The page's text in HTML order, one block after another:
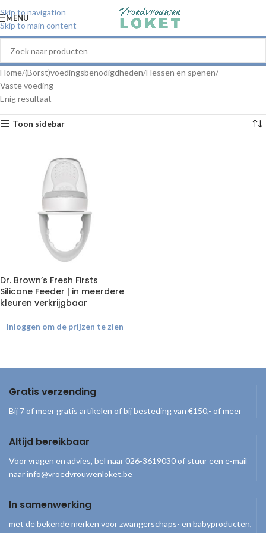
Skip to navigation
Skip to main content
MENU
Home (Borst)voedingsbenodigdheden Flessen en spenen
Vaste voeding
Enig resultaat
Toon sidebar
Dr. Brown’s Fresh Firsts
Silicone Feeder | in meerdere
kleuren verkrijgbaar
Inloggen om de prijzen te zien
Gratis verzending
Bij 7 of meer gratis artikelen of bij besteding van €150,- of meer
Altijd bereikbaar
Voor vragen en advies, bel naar 026-3619030 of stuur een e-mail
naar info@vroedvrouwenloket.be
In samenwerking
met de bekende merken voor zwangerschaps- en babyproducten,